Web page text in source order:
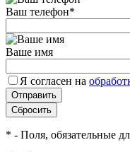
Ваш телефон*
Ваше имя
Я согласен на
* - Поля, обязательные